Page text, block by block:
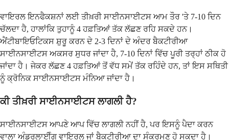
ਵਾਇਰਲ ਇਨਫੈਕਸ਼ਨਾਂ ਲਈ ਤੀਖ਼ਰੀ ਸਾਈਨਸਾਈਟਸ ਆਮ ਤੌਰ 'ਤੇ 7-10 ਦਿਨ
ਚੱਲਦਾ ਹੈ, ਹਾਲਾਂਕਿ ਤੁਹਾਨੂੰ 4 ਹਫ਼ਤਿਆਂ ਤੱਕ ਲੱਛਣ ਰਹਿ ਸਕਦੇ ਹਨ।
ਐਂਟੀਬਾਇਓਟਿਕਸ ਸ਼ੁਰੂ ਕਰਨ ਦੇ 2-3 ਦਿਨਾਂ ਦੇ ਅੰਦਰ ਬੈਕਟੀਰੀਆ
ਸਾਈਨਸਾਈਟਸ ਅਕਸਰ ਸੁਧਰ ਜਾਂਦਾ ਹੈ, 7-10 ਦਿਨਾਂ ਵਿੱਚ ਪੂਰੀ ਤਰ੍ਹਾਂ ਠੀਕ ਹੋ
ਜਾਂਦਾ ਹੈ। ਜੇਕਰ ਲੱਛਣ 4 ਹਫ਼ਤਿਆਂ ਤੋਂ ਵੱਧ ਸਮੇਂ ਤੱਕ ਰਹਿੰਦੇ ਹਨ, ਤਾਂ ਇਸ ਸਥਿਤੀ
ਨੂੰ ਕ੍ਰੋਨਿਕ ਸਾਈਨਸਾਈਟਸ ਮੰਨਿਆ ਜਾਂਦਾ ਹੈ।
ਕੀ ਤੀਖ਼ਰੀ ਸਾਈਨਸਾਈਟਸ ਲਾਗਲੀ ਹੈ?
ਸਾਈਨਸਾਈਟਸ ਆਪਣੇ ਆਪ ਵਿੱਚ ਲਾਗਲੀ ਨਹੀਂ ਹੈ, ਪਰ ਇਸਨੂੰ ਪੈਦਾ ਕਰਨ
ਵਾਲਾ ਅੰਡਰਲਾਈੰਗ ਵਾਇਰਲ ਜਾਂ ਬੈਕਟੀਰੀਆ ਦਾ ਸੰਕਰਮਣ ਹੋ ਸਕਦਾ ਹੈ।